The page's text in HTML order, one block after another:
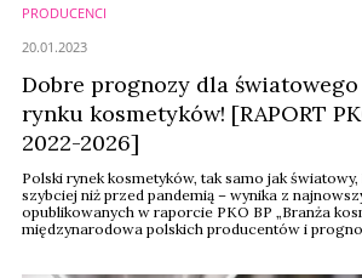
PRODUCENCI
Dobre prognozy dla
rynku kosmetyków! [RAPORT PKO BP, Statista
2022-2026]
Polski rynek kosmetyków, tak samo jak
szybciej niż przed pandemią – wynika z
opublikowanych w raporcie PKO BP „Branża
międzynarodowa polskich producentów i
20.01.2023